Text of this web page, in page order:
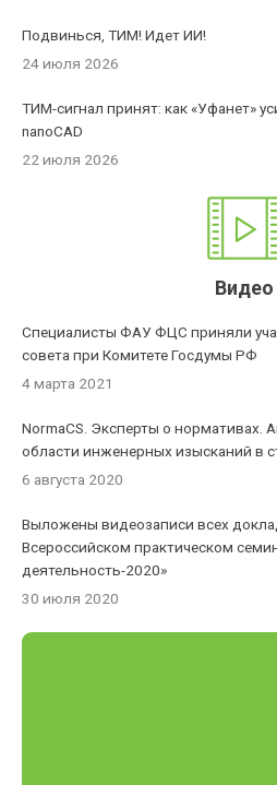
Подвинься, ТИМ! Идет ИИ!
24 июля 2026
ТИМ-сигнал принят: как «Уфанет»
nanoCAD
22 июля 2026
Видео
Специалисты ФАУ ФЦС приняли
совета при Комитете Госдумы РФ
4 марта 2021
NormaCS. Эксперты о нормативах.
области инженерных изысканий в
6 августа 2020
Выложены видеозаписи всех
Всероссийском практическом
деятельность-2020»
30 июля 2020